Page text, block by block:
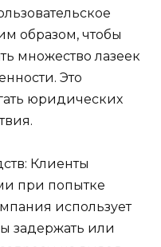
образом, чтобы
множество лазеек
Это
юридических
Клиенты
при попытке
использует
задержать или